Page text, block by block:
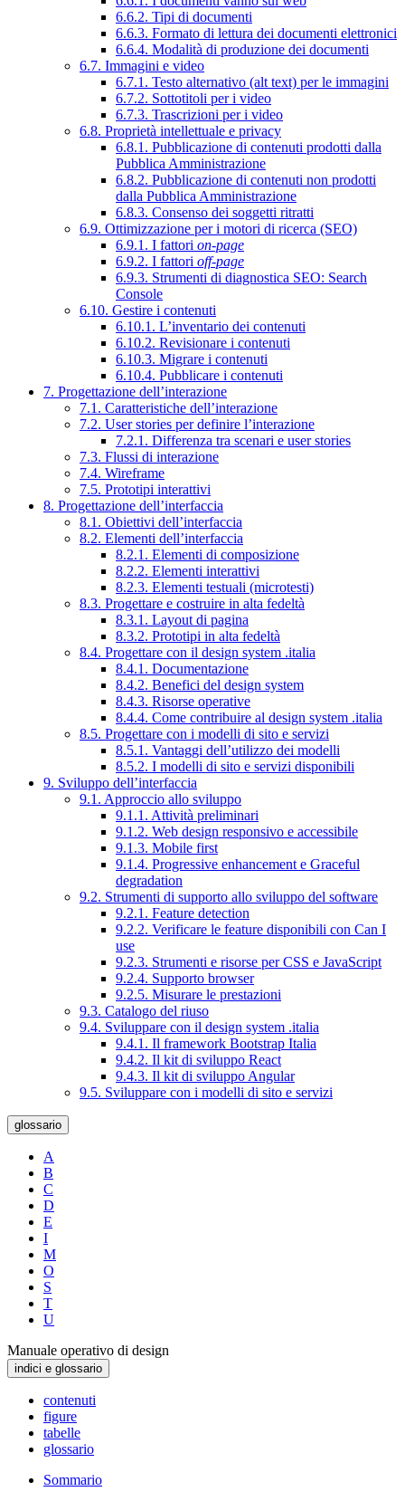
6.6.2. Tipi di documenti
6.6.3. Formato di lettura dei documenti elettronici
6.6.4. Modalità di produzione dei documenti
6.7. Immagini e video
6.7.1. Testo alternativo (alt text) per le immagini
6.7.2. Sottotitoli per i video
6.7.3. Trascrizioni per i video
6.8. Proprietà intellettuale e privacy
6.8.1. Pubblicazione di contenuti prodotti dalla
Pubblica Amministrazione
6.8.2. Pubblicazione di contenuti non prodotti
dalla Pubblica Amministrazione
6.8.3. Consenso dei soggetti ritratti
6.9. Ottimizzazione per i motori di ricerca (SEO)
6.9.1. I fattori on-page
6.9.2. I fattori off-page
6.9.3. Strumenti di diagnostica SEO: Search
Console
6.10. Gestire i contenuti
6.10.1. L’inventario dei contenuti
6.10.2. Revisionare i contenuti
6.10.3. Migrare i contenuti
6.10.4. Pubblicare i contenuti
7. Progettazione dell’interazione
7.1. Caratteristiche dell’interazione
7.2. User stories per definire l’interazione
7.2.1. Differenza tra scenari e user stories
7.3. Flussi di interazione
7.4. Wireframe
7.5. Prototipi interattivi
8. Progettazione dell’interfaccia
8.1. Obiettivi dell’interfaccia
8.2. Elementi dell’interfaccia
8.2.1. Elementi di composizione
8.2.2. Elementi interattivi
8.2.3. Elementi testuali (microtesti)
8.3. Progettare e costruire in alta fedeltà
8.3.1. Layout di pagina
8.3.2. Prototipi in alta fedeltà
8.4. Progettare con il design system .italia
8.4.1. Documentazione
8.4.2. Benefici del design system
8.4.3. Risorse operative
8.4.4. Come contribuire al design system .italia
8.5. Progettare con i modelli di sito e servizi
8.5.1. Vantaggi dell’utilizzo dei modelli
8.5.2. I modelli di sito e servizi disponibili
9. Sviluppo dell’interfaccia
9.1. Approccio allo sviluppo
9.1.1. Attività preliminari
9.1.2. Web design responsivo e accessibile
9.1.3. Mobile first
9.1.4. Progressive enhancement e Graceful
degradation
9.2. Strumenti di supporto allo sviluppo del software
9.2.1. Feature detection
9.2.2. Verificare le feature disponibili con Can I
use
9.2.3. Strumenti e risorse per CSS e JavaScript
9.2.4. Supporto browser
9.2.5. Misurare le prestazioni
9.3. Catalogo del riuso
9.4. Sviluppare con il design system .italia
9.4.1. Il framework Bootstrap Italia
9.4.2. Il kit di sviluppo React
9.4.3. Il kit di sviluppo Angular
9.5. Sviluppare con i modelli di sito e servizi
glossario
A
B
C
D
E
I
M
O
S
T
U
Manuale operativo di design
indici e glossario
contenuti
figure
tabelle
glossario
Sommario